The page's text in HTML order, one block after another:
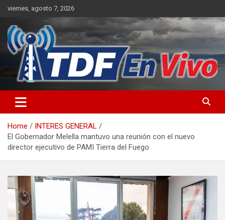
Skip
content
viernes, agosto 7, 2026
Home
INTERES GENERAL
El Gobernador Melella mantuvo una reunión con el nuevo
director ejecutivo de PAMI Tierra del Fuego